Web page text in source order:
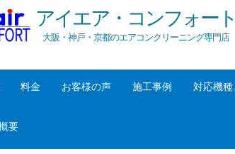
アイエア・コンフォート
大阪・神戸・京都のエアコンクリーニング専門店
料金 お客様の声 施工事例 対応機
要